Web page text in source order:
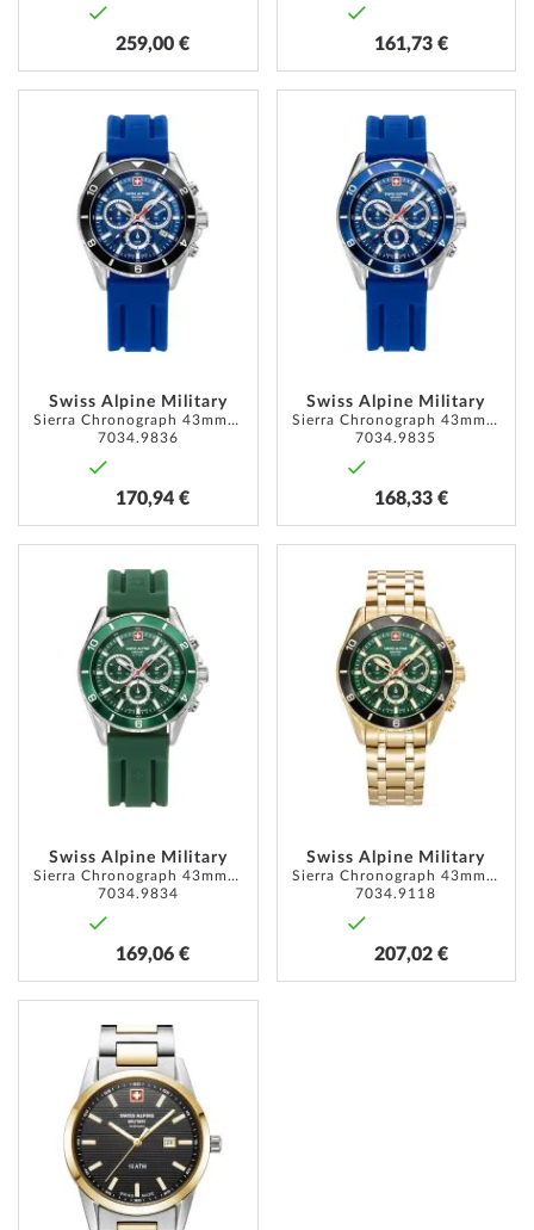
259,00 € 161,73 €
Swiss Alpine Military
Sierra Chronograph 43mm 10ATM
7034.9836
170,94 €
Swiss Alpine Military
Sierra Chronograph 43mm 10ATM
7034.9835
168,33 €
Swiss Alpine Military
Sierra Chronograph 43mm 10ATM
7034.9834
169,06 €
Swiss Alpine Military
Sierra Chronograph 43mm 10ATM
7034.9118
207,02 €